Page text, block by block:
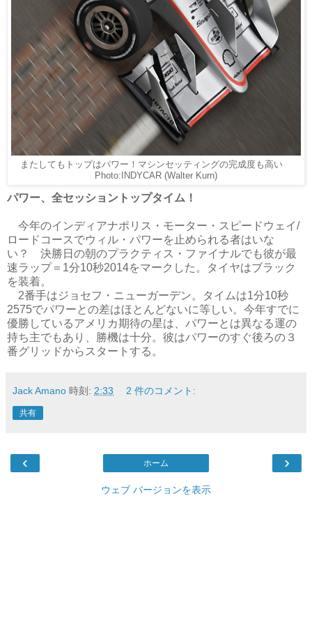
またしてもトップはパワー！マシンセッティングの完成度も高い
Photo:INDYCAR (Walter Kurn)
パワー、全セッショントップタイム！
今年のインディアナポリス・モーター・スピードウェイ/
ロードコースでウィル・パワーを止められる者はいな
い？ 決勝日の朝のプラクティス・ファイナルでも彼が最
速ラップ＝1分10秒2014をマークした。タイヤはブラック
を装着。
2番手はジョセフ・ニューガーデン。タイムは1分10秒
2575でパワーとの差はほとんどないに等しい。今年すでに
優勝しているアメリカ期待の星は、パワーとは異なる運の
持ち主でもあり、勝機は十分。彼はパワーのすぐ後ろの３
番グリッドからスタートする。
Jack Amano 時刻: 2:33 2 件のコメント:
共有
‹ ›
ホーム
ウェブ バージョンを表示